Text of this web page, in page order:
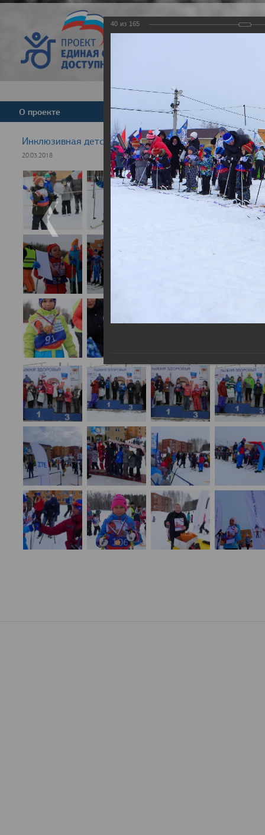
О проекте Команда Новости
Инклюзивная детская гонка "Лыжня здоровья" 2018
20.03.2018
40 из 165